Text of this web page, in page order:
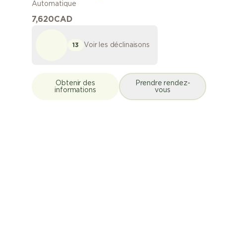
Automatique
7,620CAD
13 Voir les déclinaisons
Obtenir des
informations
Prendre rendez-
vous